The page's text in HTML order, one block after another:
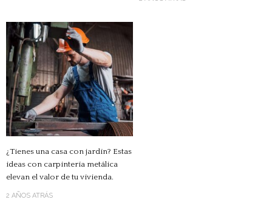
¿Tienes una casa con jardín? Estas
ideas con carpintería metálica
elevan el valor de tu vivienda.
2 AÑOS ATRÁS